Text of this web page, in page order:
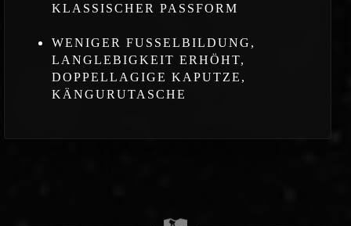
KLASSISCHER PASSFORM
WENIGER FUSSELBILDUNG,
LANGLEBIGKEIT ERHÖHT,
DOPPELLAGIGE KAPUTZE,
KÄNGURUTASCHE